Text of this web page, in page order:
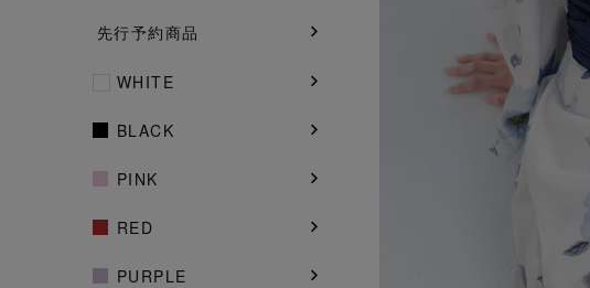
先行予約商品
WHITE
BLACK
PINK
RED
PURPLE